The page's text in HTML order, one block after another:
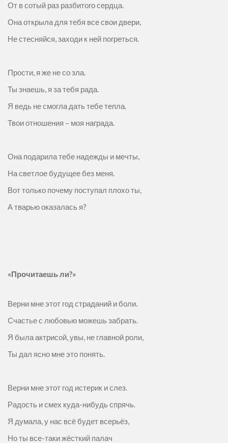
От в сотый раз разбитого сердца.
Она открыла для тебя все свои двери,
Не стесняйся, заходи к ней погреться.
Прости, я же не со зла.
Ты знаешь, я за тебя рада.
Я ведь не смогла дать тебе тепла.
Твои отношения – моя награда.
Она подарила тебе надежды и мечты,
На светлое будущее без меня.
Вот только почему поступал плохо ты,
А тварью оказалась я?
«Прочитаешь ли?»
Верни мне этот год страданий и боли.
Счастье с любовью можешь забрать.
Я была актрисой, увы, не главной роли,
Ты дал ясно мне это понять.
Верни мне этот год истерик и слез.
Радость и смех куда-нибудь спрячь.
Я думала, у нас всё будет всерьёз,
Но ты все-таки жёсткий палач